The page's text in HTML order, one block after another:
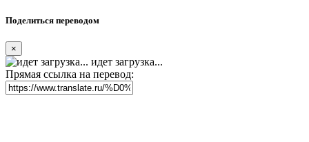
Поделиться переводом
×
идет загрузка...
Прямая ссылка на перевод: